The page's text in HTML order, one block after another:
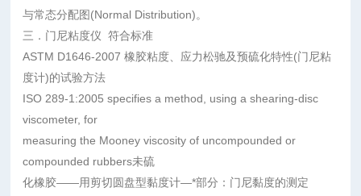
与常态分配图(Normal Distribution)。
三．门尼粘度仪 符合标准
ASTM D1646-2007 橡胶粘度、应力松驰及预硫化特性(门尼粘
度计)的试验方法
ISO 289-1:2005 specifies a method, using a shearing-disc
viscometer, for
measuring the Mooney viscosity of uncompounded or
compounded rubbers未硫
化橡胶——用剪切圆盘型黏度计—*部分：门尼黏度的测定